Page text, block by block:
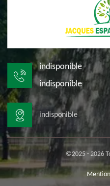
indisponible
indisponible
indisponible
©2025 - 2026